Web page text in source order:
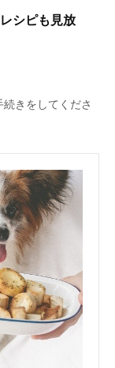
シピも見放
きをしてくださ